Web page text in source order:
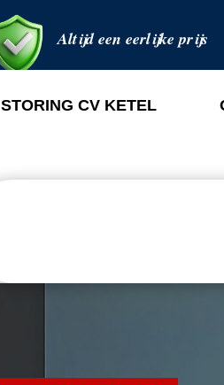
Altijd een eerlijke prijs
STORING CV KETEL